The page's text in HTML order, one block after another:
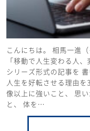
こんにちは。 相馬一進
「移動で人生変わる人
シリーズ形式の記事を
人生を好転させる理由
像以上に強いこと、 思
と、 体を…